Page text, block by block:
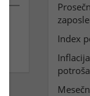
Index